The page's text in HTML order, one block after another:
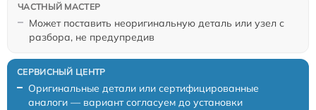
Может поставить неоригинальную деталь или узел с
разбора, не предупредив
Оригинальные детали или сертифицированные
аналоги — вариант согласуем до установки